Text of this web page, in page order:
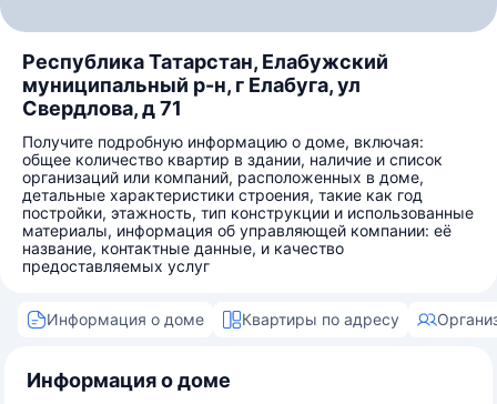
Республика Татарстан, Елабужский
муниципальный р-н, г Елабуга, ул
Свердлова, д 71
Получите подробную информацию о доме, включая:
общее количество квартир в здании, наличие и список
организаций или компаний, расположенных в доме,
детальные характеристики строения, такие как год
постройки, этажность, тип конструкции и использованные
материалы, информация об управляющей компании: её
название, контактные данные, и качество
предоставляемых услуг
Информация о доме Квартиры по адресу
Информация о доме